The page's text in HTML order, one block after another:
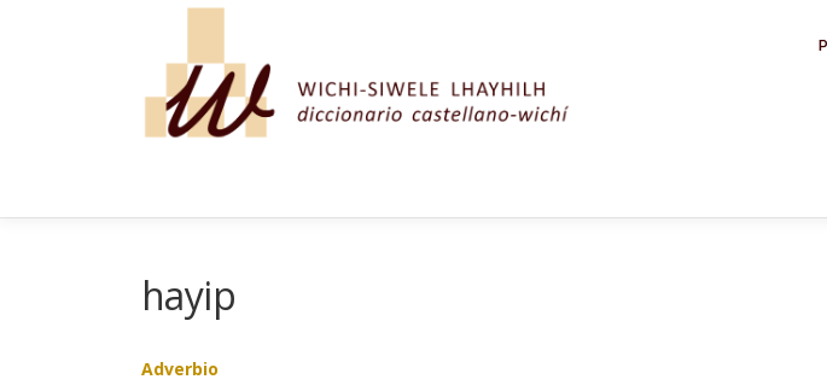
hayip
Adverbio